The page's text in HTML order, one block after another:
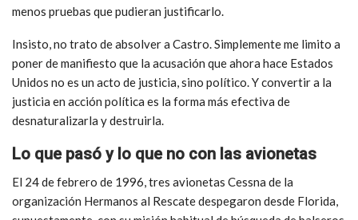
menos pruebas que pudieran justificarlo.
Insisto, no trato de absolver a Castro. Simplemente me limito a
poner de manifiesto que la acusación que ahora hace Estados
Unidos no es un acto de justicia, sino político. Y convertir a la
justicia en acción política es la forma más efectiva de
desnaturalizarla y destruirla.
Lo que pasó y lo que no con las avionetas
El 24 de febrero de 1996, tres avionetas Cessna de la
organización Hermanos al Rescate despegaron desde Florida,